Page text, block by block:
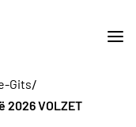
Gits/
2026 VOLZET